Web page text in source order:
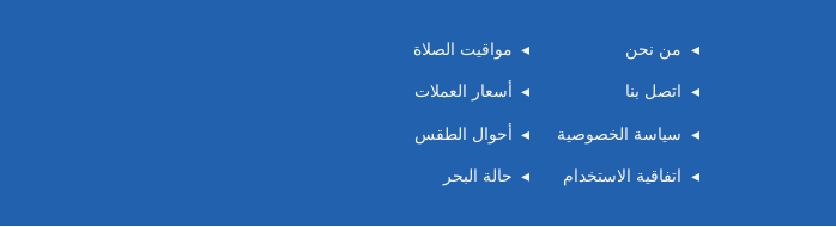
من نحن
اتصل بنا
سياسة الخصوصية
اتفاقية الاستخدام
مواقيت الصلاة
أسعار العملات
أحوال الطقس
حالة البحر